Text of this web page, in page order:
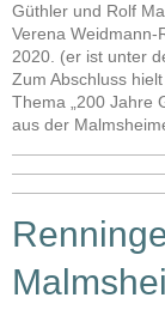
Güthler und Rolf
Verena Weidmann-
2020. (er ist unter
Zum Abschluss
Thema
„200
aus der